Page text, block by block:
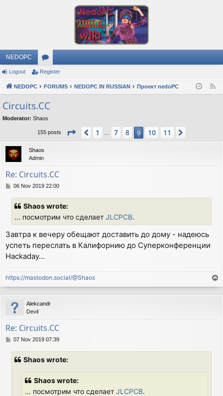
NEDOPC
or
u
m
s
Logout Register
NEDOPC FORUMS NEDOPC IN RUSSIAN Проект nedoPC
Circuits.CC
Moderator: Shaos
155 posts Page 9 of 11
Previous
1 7 8 9 10 11
Shaos
Admin
Re: Circuits.CC
P06 Nov 2019 22:00
Shaos wrote:
... посмотрим что сделает JLCPCB.
Завтра к вечеру обещают доставить до дому - надеюсь
успеть переслать в Калифорнию до Суперконференции
Hackaday...
https://mastodon.social/@Shaos
o
p
Alekcandr
Devil
Re: Circuits.CC
P07 Nov 2019 07:39
Shaos wrote:
Shaos wrote:
... посмотрим что сделает JLCPCB.